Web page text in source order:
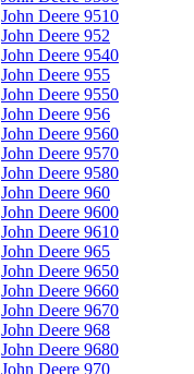
John Deere 9510
John Deere 952
John Deere 9540
John Deere 955
John Deere 9550
John Deere 956
John Deere 9560
John Deere 9570
John Deere 9580
John Deere 960
John Deere 9600
John Deere 9610
John Deere 965
John Deere 9650
John Deere 9660
John Deere 9670
John Deere 968
John Deere 9680
John Deere 970